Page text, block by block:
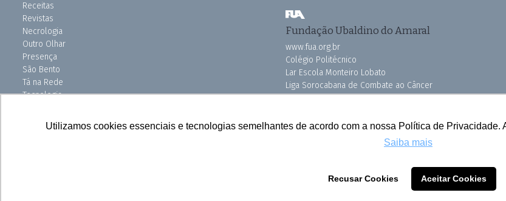
Utilizamos cookies essenciais e tecnologias semelhantes de acordo com a nossa Política de
Saiba mais
Recusar Cookies Aceitar Cookies
Receitas
Revistas
Necrologia
Outro Olhar
Presença
São Bento
Tá na Rede
Tecnologia
Uniso Ciência
Fundação Ubaldino do Amaral
www.fua.org.br
Colégio Politécnico
Lar Escola Monteiro Lobato
Liga Sorocabana de Combate ao Câncer
Vila dos Velhinhos
Todos os direitos reservados © 2025 Cruzeiro do Sul